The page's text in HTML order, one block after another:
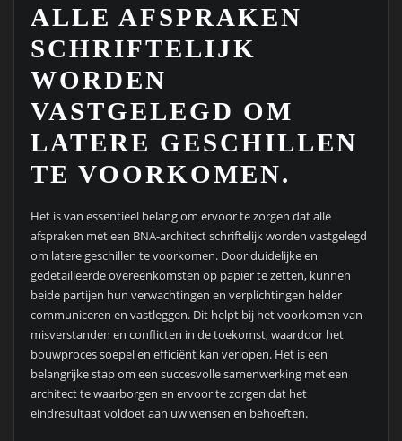
ALLE AFSPRAKEN
SCHRIFTELIJK
WORDEN
VASTGELEGD OM
LATERE GESCHILLEN
TE VOORKOMEN.
Het is van essentieel belang om ervoor te zorgen dat alle
afspraken met een BNA-architect schriftelijk worden vastgelegd
om latere geschillen te voorkomen. Door duidelijke en
gedetailleerde overeenkomsten op papier te zetten, kunnen
beide partijen hun verwachtingen en verplichtingen helder
communiceren en vastleggen. Dit helpt bij het voorkomen van
misverstanden en conflicten in de toekomst, waardoor het
bouwproces soepel en efficiënt kan verlopen. Het is een
belangrijke stap om een succesvolle samenwerking met een
architect te waarborgen en ervoor te zorgen dat het
eindresultaat voldoet aan uw wensen en behoeften.